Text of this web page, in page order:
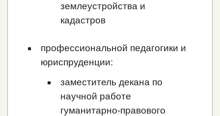
землеустройства и
кадастров
профессиональной педагогики и
юриспруденции:
заместитель декана по
научной работе
гуманитарно-правового